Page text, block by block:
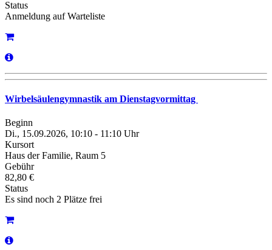
Status
Anmeldung auf Warteliste
Wirbelsäulengymnastik am Dienstagvormittag
Beginn
Di., 15.09.2026, 10:10 - 11:10 Uhr
Kursort
Haus der Familie, Raum 5
Gebühr
82,80 €
Status
Es sind noch 2 Plätze frei